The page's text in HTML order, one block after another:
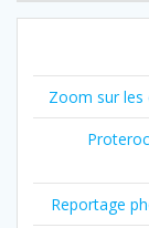
Zoom sur les
Reportage